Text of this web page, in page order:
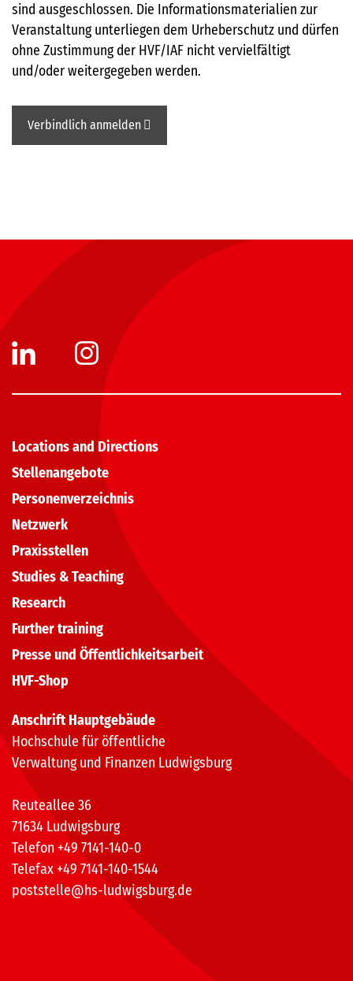
sind ausgeschlossen. Die Informationsmaterialien zur
Veranstaltung unterliegen dem Urheberschutz und dürfen
ohne Zustimmung der HVF/IAF nicht vervielfältigt
und/oder weitergegeben werden.
Verbindlich anmelden
Locations and Directions
Stellenangebote
Personenverzeichnis
Netzwerk
Praxisstellen
Studies & Teaching
Research
Further training
Presse und Öffentlichkeitsarbeit
HVF-Shop
Anschrift Hauptgebäude
Hochschule für öffentliche
Verwaltung und Finanzen Ludwigsburg
Reuteallee 36
71634 Ludwigsburg
Telefon +49 7141-140-0
Telefax +49 7141-140-1544
poststelle@hs-ludwigsburg.de